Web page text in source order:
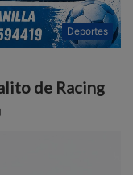
Deportes
de Racing